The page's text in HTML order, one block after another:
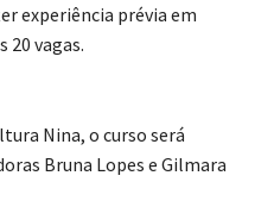
experiência prévia em
20 vagas.
Nina, o curso será
Bruna Lopes e Gilmara